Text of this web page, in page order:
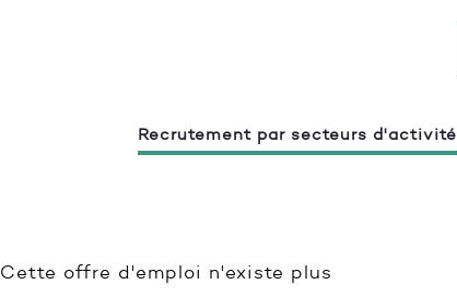
Recrutement par secteurs d'activité
Cette offre d'emploi n'existe plus